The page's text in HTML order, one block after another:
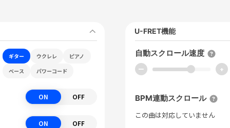
ギター ウクレレ
ピアノ
ベース
パワーコード
ON OFF
ON OFF
U-FRET機能
自動スクロール速度
ー +
BPM連動スクロール
この曲は対応していません